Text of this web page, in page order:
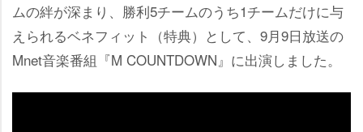
ムの絆が深まり、勝利5チームのうち1チームだけに与
えられるベネフィット（特典）として、9月9日放送の
Mnet音楽番組『M COUNTDOWN』に出演しました。